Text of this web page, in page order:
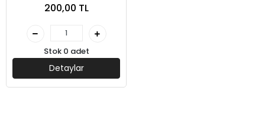
200,00 TL
Stok 0 adet
Detaylar